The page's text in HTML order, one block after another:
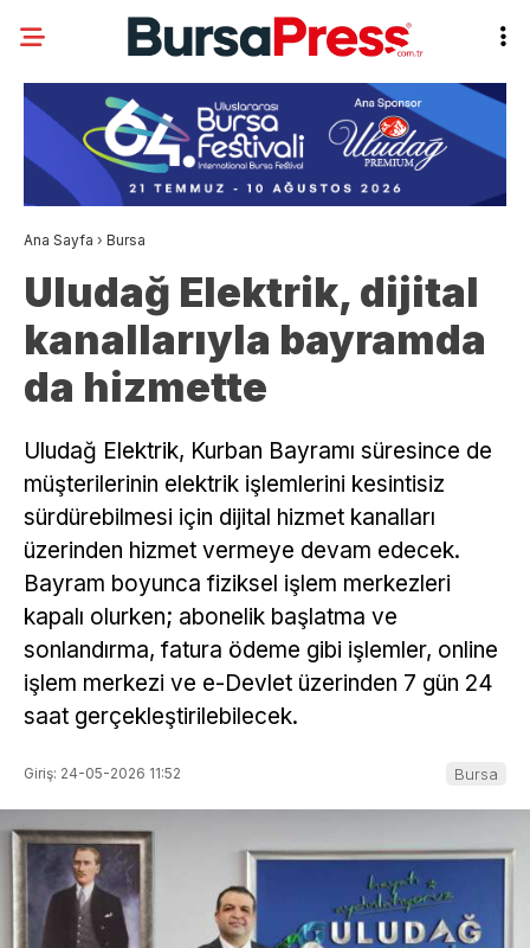
Ana Sayfa › Bursa
Uludağ Elektrik, dijital
kanallarıyla bayramda
da hizmette
Uludağ Elektrik, Kurban Bayramı süresince de
müşterilerinin elektrik işlemlerini kesintisiz
sürdürebilmesi için dijital hizmet kanalları
üzerinden hizmet vermeye devam edecek.
Bayram boyunca fiziksel işlem merkezleri
kapalı olurken; abonelik başlatma ve
sonlandırma, fatura ödeme gibi işlemler, online
işlem merkezi ve e-Devlet üzerinden 7 gün 24
saat gerçekleştirilebilecek.
Giriş: 24-05-2026 11:52 Bursa